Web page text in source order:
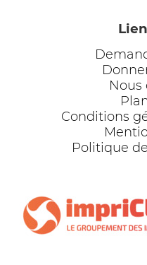
Nous
Conditions
Politique